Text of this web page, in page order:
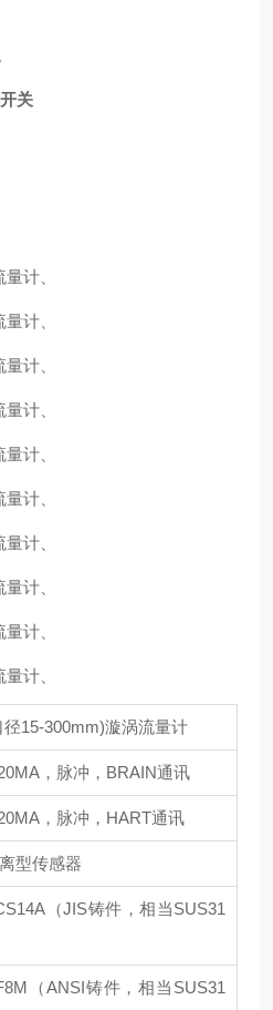
关
计、
计、
计、
计、
计、
计、
计、
计、
计、
计、
径15-300mm)漩涡流量计
，脉冲，BRAIN通讯
，脉冲，HART通讯
型传感器
（JIS铸件，相当SUS31
（ANSI铸件，相当SUS31